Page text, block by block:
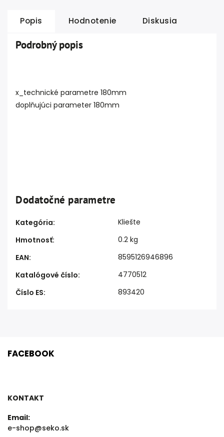
Popis Hodnotenie Diskusia
Podrobný popis
x_technické parametre 180mm
doplňujúci parameter 180mm
Dodatočné parametre
Kategória:
Kliešte
Hmotnosť:
0.2 kg
EAN:
8595126946896
Katalógové číslo:
4770512
Číslo ES: 893420
FACEBOOK
KONTAKT
Email:
e-shop@seko.sk